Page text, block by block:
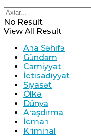
No Result
View All Result
Ana Səhifə
Gündəm
Cəmiyyət
İqtisadiyyat
Siyasət
Ölkə
Dünya
Araşdırma
İdman
Kriminal